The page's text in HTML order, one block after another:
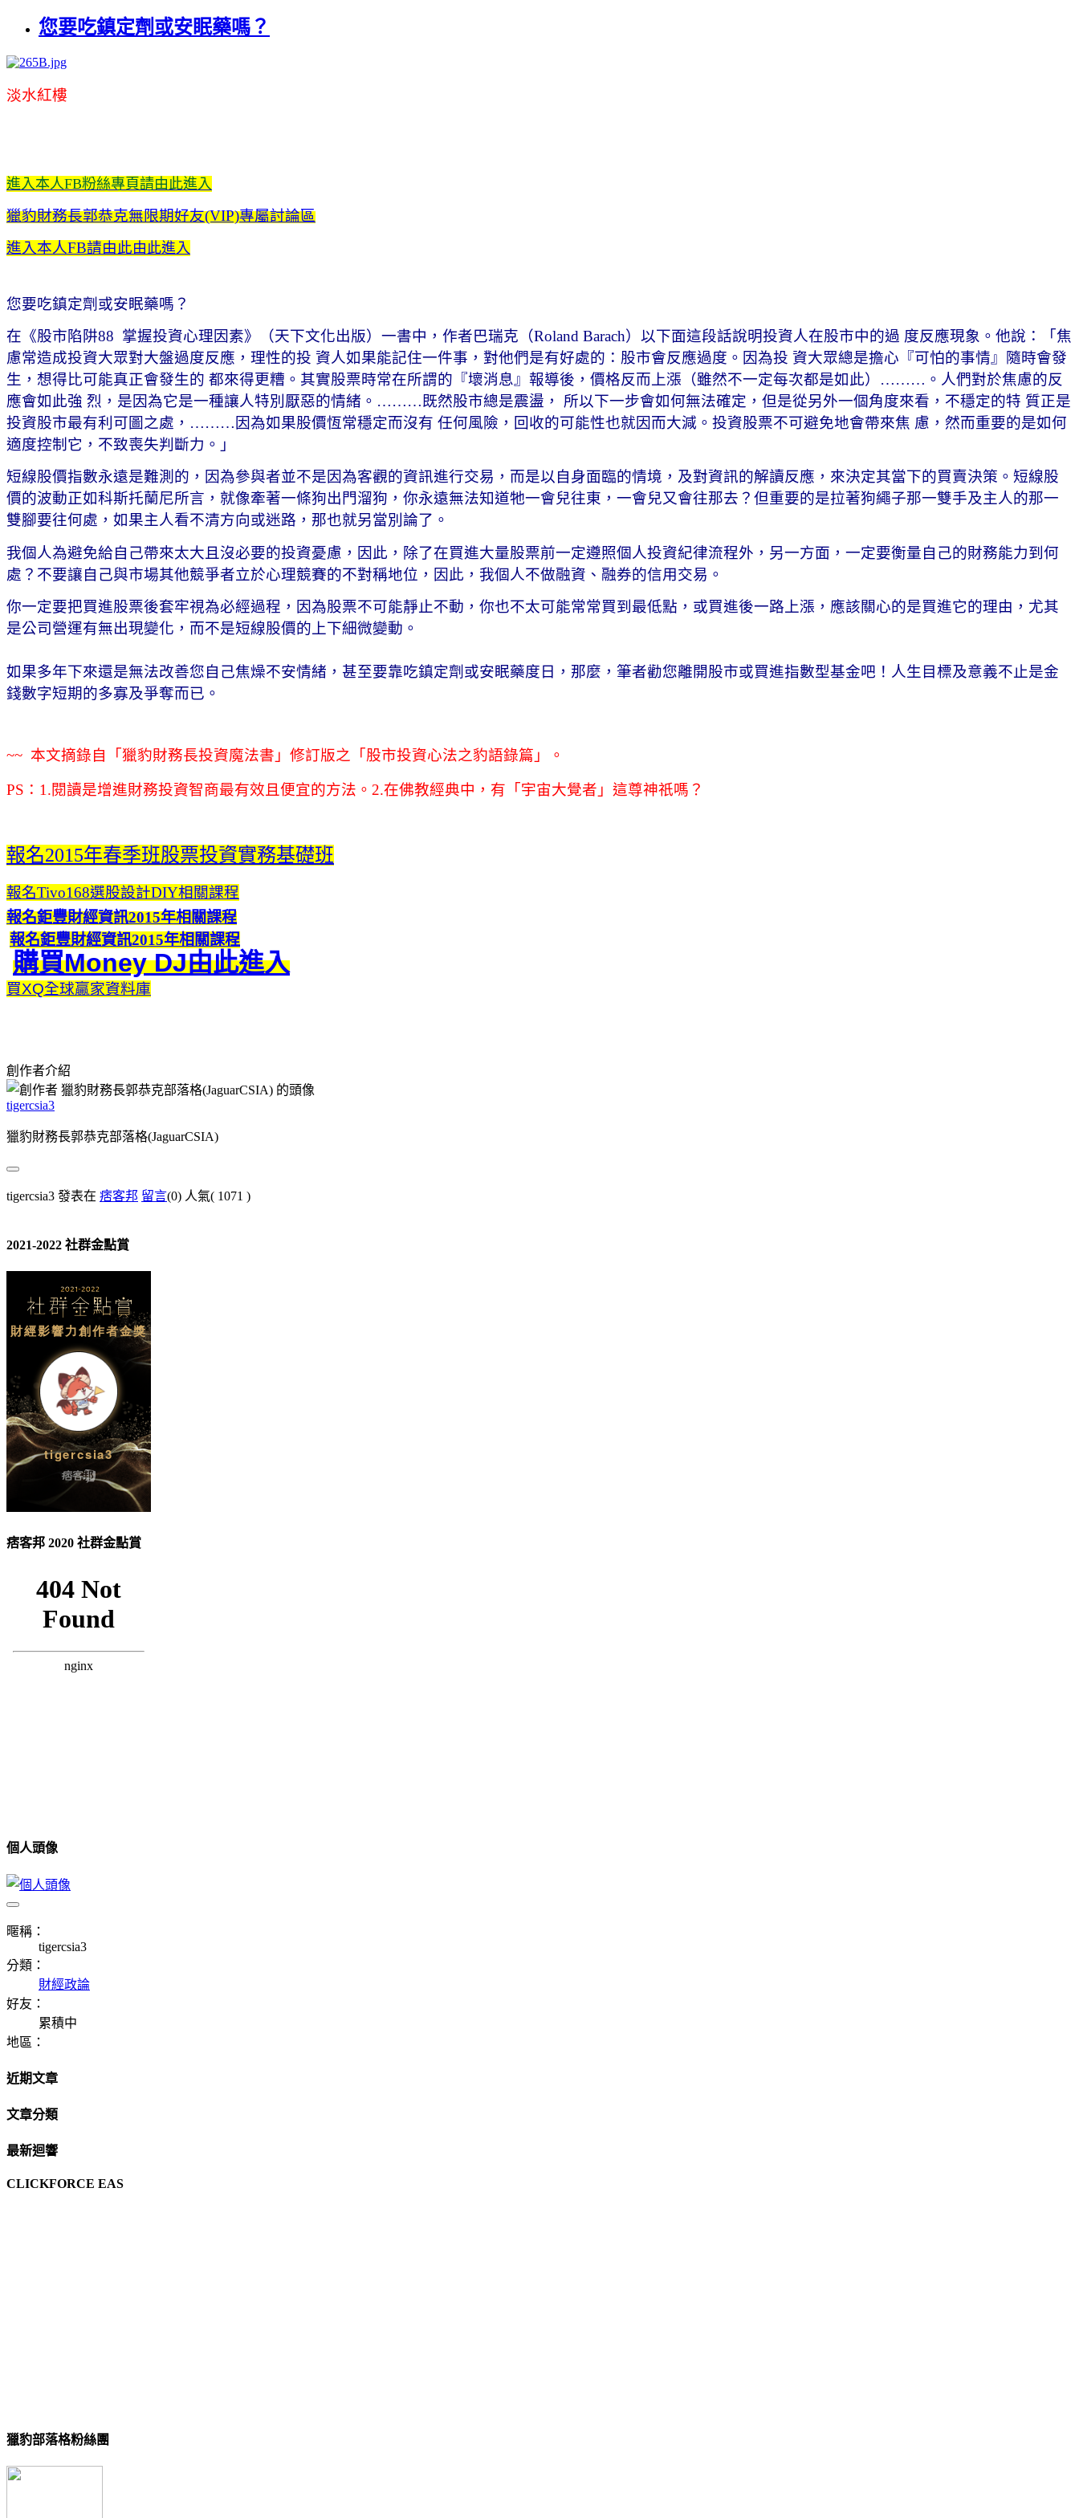
您要吃鎮定劑或安眠藥嗎？
淡水紅樓
進入本人FB粉絲專頁請由此進入
獵豹財務長郭恭克無限期好友(VIP)專屬討論區
進入本人FB請由此由此進入
您要吃鎮定劑或安眠藥嗎？
在《股市陷阱88 掌握投資心理因素》（天下文化出版）一書中，作者巴瑞克（Roland Barach）以下面這段話說明投資人在股市中的過 度反應現象。他說：「焦
慮常造成投資大眾對大盤過度反應，理性的投 資人如果能記住一件事，對他們是有好處的：股市會反應過度。因為投 資大眾總是擔心『可怕的事情』隨時會發
生，想得比可能真正會發生的 都來得更糟。其實股票時常在所謂的『壞消息』報導後，價格反而上漲（雖然不一定每次都是如此）………。人們對於焦慮的反
應會如此強 烈，是因為它是一種讓人特別厭惡的情緒。………既然股市總是震盪， 所以下一步會如何無法確定，但是從另外一個角度來看，不穩定的特 質正是
投資股市最有利可圖之處，………因為如果股價恆常穩定而沒有 任何風險，回收的可能性也就因而大減。投資股票不可避免地會帶來焦 慮，然而重要的是如何
適度控制它，不致喪失判斷力。」
短線股價指數永遠是難測的，因為參與者並不是因為客觀的資訊進行交易，而是以自身面臨的情境，及對資訊的解讀反應，來決定其當下的買賣決策。短線股
價的波動正如科斯托蘭尼所言，就像牽著一條狗出門溜狗，你永遠無法知道牠一會兒往東，一會兒又會往那去？但重要的是拉著狗繩子那一雙手及主人的那一
雙腳要往何處，如果主人看不清方向或迷路，那也就另當別論了。
我個人為避免給自己帶來太大且沒必要的投資憂慮，因此，除了在買進大量股票前一定遵照個人投資紀律流程外，另一方面，一定要衡量自己的財務能力到何
處？不要讓自己與市場其他競爭者立於心理競賽的不對稱地位，因此，我個人不做融資、融券的信用交易。
你一定要把買進股票後套牢視為必經過程，因為股票不可能靜止不動，你也不太可能常常買到最低點，或買進後一路上漲，應該關心的是買進它的理由，尤其
是公司營運有無出現變化，而不是短線股價的上下細微變動。
如果多年下來還是無法改善您自己焦燥不安情緒，甚至要靠吃鎮定劑或安眠藥度日，那麼，筆者勸您離開股市或買進指數型基金吧！人生目標及意義不止是金
錢數字短期的多寡及爭奪而已。
~~ 本文摘錄自「獵豹財務長投資魔法書」修訂版之「股市投資心法之豹語錄篇」。
PS： 1.閱讀是增進財務投資智商最有效且便宜的方法。2.在佛教經典中，有「宇宙大覺者」這尊神祇嗎？
報名2015年春季班股票投資實務基礎班
報名Tivo168選股設計DIY相關課程
報名鉅豐財經資訊2015年相關課程
報名鉅豐財經資訊2015年相關課程
購買Money DJ由此進入
買XQ全球贏家資料庫
創作者介紹
tigercsia3
獵豹財務長郭恭克部落格(JaguarCSIA)
tigercsia3 發表在 痞客邦 留言(0) 人氣( 1071 )
2021-2022 社群金點賞
痞客邦 2020 社群金點賞
個人頭像
暱稱：
tigercsia3
分類：
財經政論
好友：
累積中
地區：
近期文章
文章分類
最新迴響
CLICKFORCE EAS
獵豹部落格粉絲團